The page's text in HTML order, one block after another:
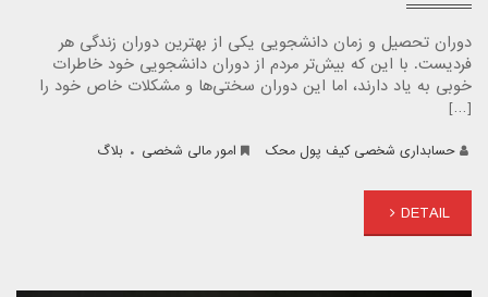
دوران تحصیل و زمان دانشجویی یکی از بهترین دوران زندگی هر
فردیست. با این که بیش‌تر مردم از دوران دانشجویی خود خاطرات
خوبی به یاد دارند، اما این دوران سختی‌ها و مشکلات خاص خود را
[…]
حسابداری شخصی کیف پول محک امور مالی شخصی . بلاگ
DETAIL